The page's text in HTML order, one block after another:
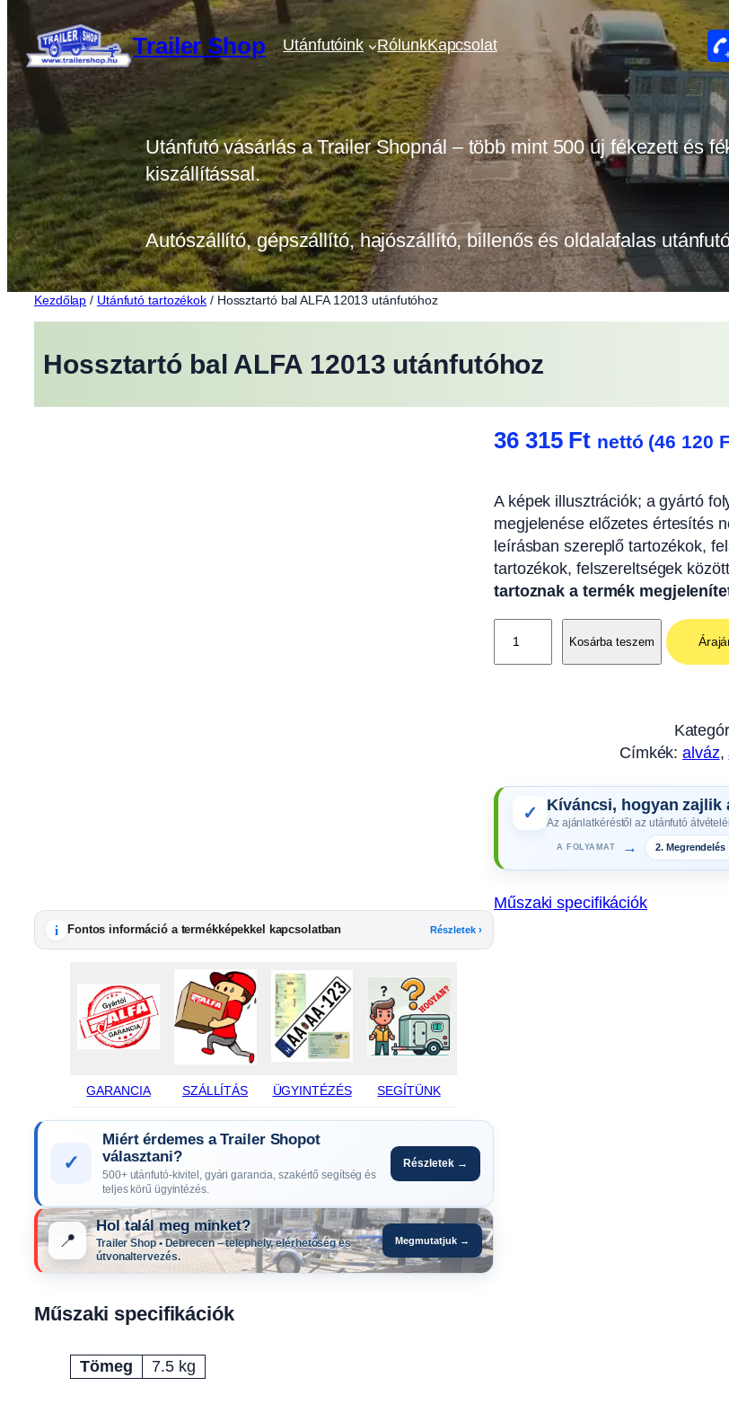
Ugrás
tartalomhoz
Trailer Shop Utánfutóink RólunkKapcsolat
Utánfutó vásárlás a Trailer Shopnál – több mint 500 új fékezett és
kiszállítással.
Autószállító, gépszállító, hajószállító, billenős és oldalafalas
Kezdőlap / Utánfutó tartozékok / Hossztartó bal ALFA 12013 utánfutóhoz
Hossztartó bal ALFA 12013 utánfutóhoz
i Fontos információ a termékképekkel kapcsolatban Részletek ›
GARANCIA SZÁLLÍTÁS ÜGYINTÉZÉS SEGÍTÜNK
✓
Miért érdemes a Trailer Shopot
választani?
500+ utánfutó-kivitel, gyári garancia, szakértő segítség és
teljes körű ügyintézés.
Részletek →
📍
Hol talál meg minket?
Trailer Shop • Debrecen – telephely, elérhetőség és
útvonaltervezés.
Megmutatjuk →
36 315 Ft nettó (46 120
A képek illusztrációk; a gyártó
megjelenése előzetes értesítés
leírásban szereplő tartozékok,
tartozékok, felszereltségek
tartoznak a termék
r
b
l
A
L
Kosárba teszem
Címkék:alváz,
✓ Kíváncsi, hogyan zajlik
Az ajánlatkéréstől az utánfutó
A FOLYAMAT → 2. Megrendelés
Műszaki specifikációk
Műszaki specifikációk
Attribútumok Érték
Tömeg 7.5 kg